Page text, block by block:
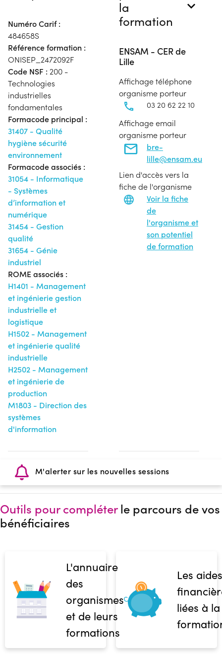
Numéro Carif :
484658S
Référence formation :
ONISEP_2472092F
Code NSF : 200 -
Technologies
industrielles
fondamentales
Formacode principal :
31407 - Qualité
hygiène sécurité
environnement
Formacode associés :
31054 - Informatique
- Systèmes
d’information et
numérique
31454 - Gestion
qualité
31654 - Génie
industriel
ROME associés :
H1401 - Management
et ingénierie gestion
industrielle et
logistique
H1502 - Management
et ingénierie qualité
industrielle
H2502 - Management
et ingénierie de
production
M1803 - Direction des
systèmes
d'information
la
formation
ENSAM - CER de
Lille
Affichage téléphone
organisme porteur
03 20 62 22 10
Affichage email
organisme porteur
bre-
lille@ensam.eu
Lien d'accès vers la
fiche de l'organisme
Voir la fiche
de
l'organisme et
son potentiel
de formation
M'alerter sur les nouvelles sessions
Outils pour compléterle parcours de vos
bénéficiaires
L'annuaire
des
organismes
et de leurs
formations
Les aides
liées à la